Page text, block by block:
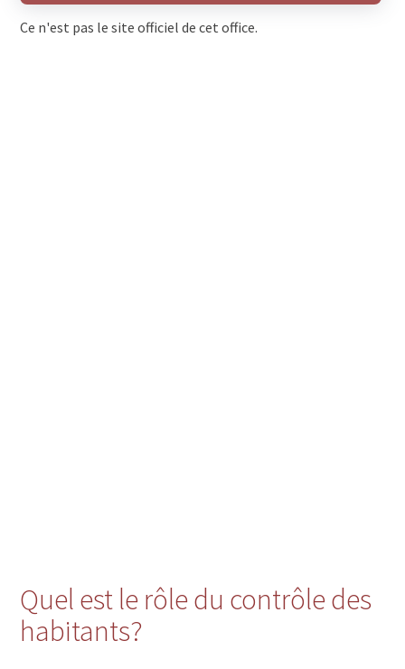
Ce n'est pas le site officiel de cet office.
Quel est le rôle du contrôle des
habitants?